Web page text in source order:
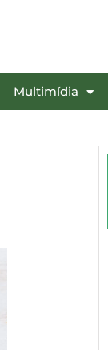
Multimídia